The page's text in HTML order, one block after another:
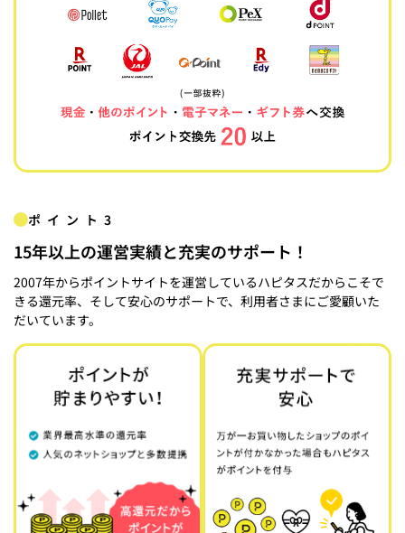
ポイント3
15年以上の運営実績と充実のサポート！
2007年からポイントサイトを運営しているハピタスだからこそで
きる還元率、そして安心のサポートで、利用者さまにご愛顧いた
だいています。